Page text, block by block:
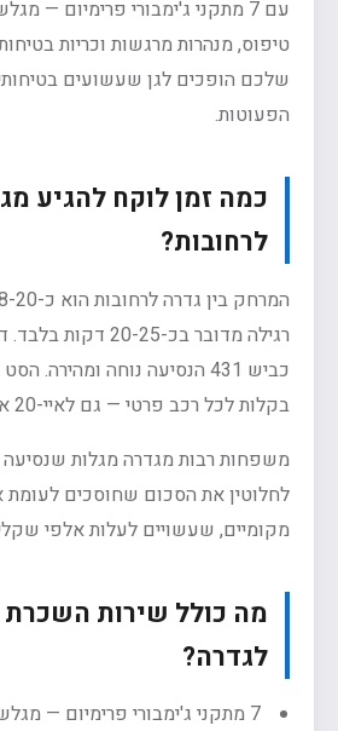
עם 7 מתקני ג'ימבורי פרימיום —
טיפוס, מנהרות מרגשות וכריות
שלכם הופכים לגן שעשועים
הפעוטות.
כמה זמן לוקח להגיע
לרחובות?
כביש 431 הנסיעה נוחה
בקלות לכל רכב פרטי — גם לאיי-20 או לסוגי רכב קטנים.
משפחות רבות מגדרה מגלות שנסיעה
לחלוטין את הסכום שחוסכים לעומת
מקומיים, שעשויים לעלות אלפי
מה כולל שירות השכרת
לגדרה?
7 מתקני ג'ימבורי פרימיום —